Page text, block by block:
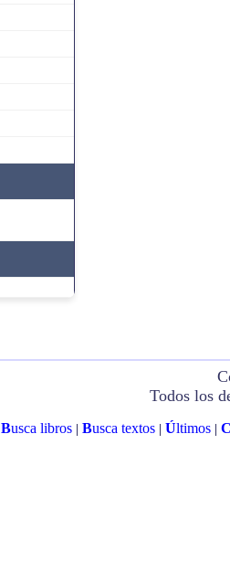
Todos los
Busca libros| Busca textos| Últimos|